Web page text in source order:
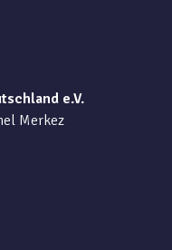
e.V.
Merkez